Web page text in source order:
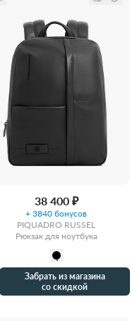
38 400 ₽
+ 3840 бонусов
PIQUADRO RUSSEL
Рюкзак для ноутбука
Забрать из магазина
со скидкой